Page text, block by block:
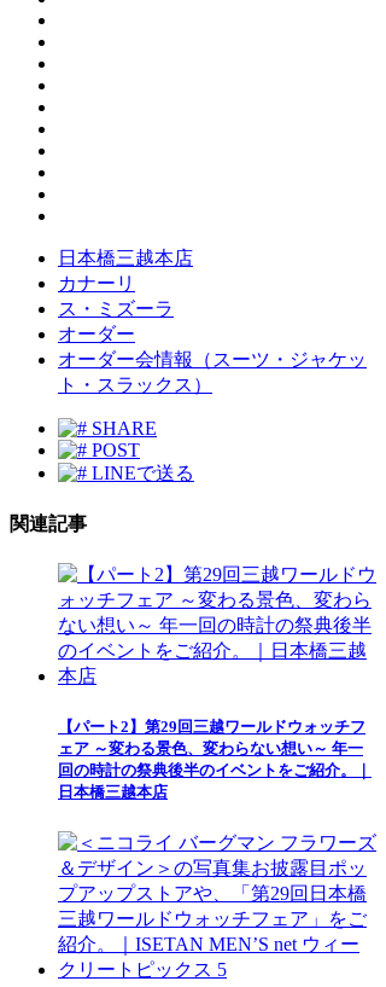
日本橋三越本店
カナーリ
ス・ミズーラ
オーダー
オーダー会情報（スーツ・ジャケッ
ト・スラックス）
SHARE
POST
LINEで送る
関連記事
【パート2】第29回三越ワールドウォッチフ
ェア ～変わる景色、変わらない想い～ 年一
回の時計の祭典後半のイベントをご紹介。｜
日本橋三越本店